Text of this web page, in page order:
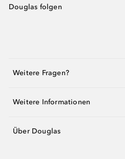
Douglas folgen
Weitere Fragen?
Weitere Informationen
Über Douglas